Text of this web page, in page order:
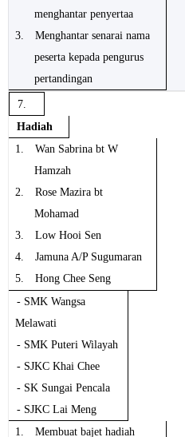
menghantar penyertaa
3.
Menghantar senarai nama
peserta kepada pengurus
pertandingan
7.
Hadiah
1.
Wan Sabrina bt W
Hamzah
2.
Rose Mazira bt
Mohamad
3.
Low Hooi Sen
4.
Jamuna A/P Sugumaran
5.
Hong Chee Seng
- SMK Wangsa
Melawati
- SMK Puteri Wilayah
- SJKC Khai Chee
- SK Sungai Pencala
- SJKC Lai Meng
1.
Membuat bajet hadiah